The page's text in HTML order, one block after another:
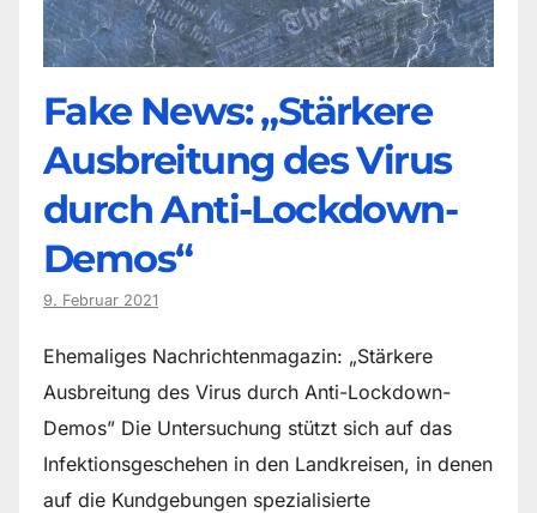
Fake News: „Stärkere
Ausbreitung des Virus
durch Anti-Lockdown-
Demos“
9. Februar 2021
Ehemaliges Nachrichtenmagazin: „Stärkere
Ausbreitung des Virus durch Anti-Lockdown-
Demos” Die Untersuchung stützt sich auf das
Infektionsgeschehen in den Landkreisen, in denen
auf die Kundgebungen spezialisierte